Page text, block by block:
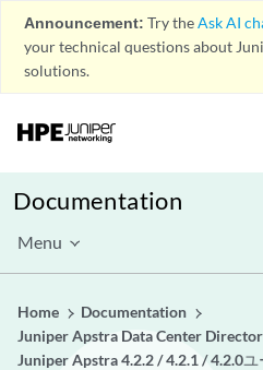
Announcement: Try theAsk AI
your technical questions about
solutions.
Documentation
Menu
Home
Documentation
Juniper Apstra Data Center Director
Juniper Apstra 4.2.2 / 4.2.1 / 4.2.0